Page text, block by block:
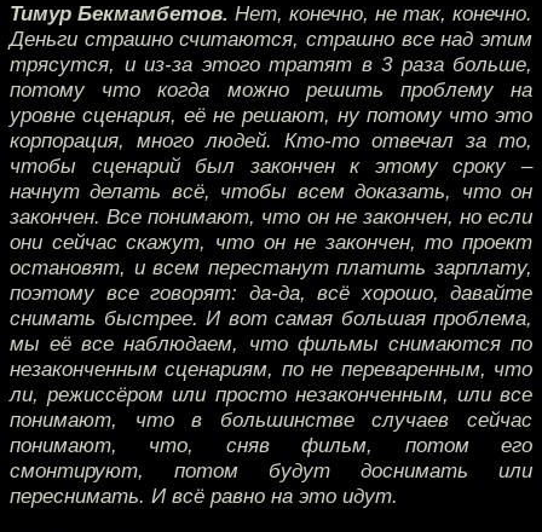
Тимур Бекмамбетов. Нет, конечно, не так, конечно.
Деньги страшно считаются, страшно все над этим
трясутся, и из-за этого тратят в 3 раза больше,
потому что когда можно решить проблему на
уровне сценария, её не решают, ну потому что это
корпорация, много людей. Кто-то отвечал за то,
чтобы сценарий был закончен к этому сроку –
начнут делать всё, чтобы всем доказать, что он
закончен. Все понимают, что он не закончен, но если
они сейчас скажут, что он не закончен, то проект
остановят, и всем перестанут платить зарплату,
поэтому все говорят: да-да, всё хорошо, давайте
снимать быстрее. И вот самая большая проблема,
мы её все наблюдаем, что фильмы снимаются по
незаконченным сценариям, по не переваренным, что
ли, режиссёром или просто незаконченным, или все
понимают, что в большинстве случаев сейчас
понимают, что, сняв фильм, потом его
смонтируют, потом будут доснимать или
переснимать. И всё равно на это идут.